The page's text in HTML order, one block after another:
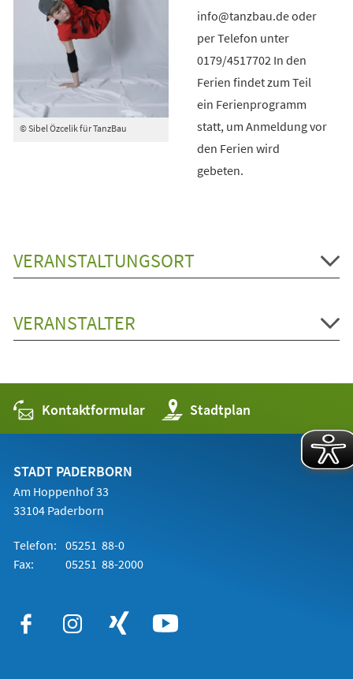
© Sibel Özcelik für TanzBau
info@tanzbau.de oder
per Telefon unter
0179/4517702 In den
Ferien findet zum Teil
ein Ferienprogramm
statt, um Anmeldung vor
den Ferien wird
gebeten.
VERANSTALTUNGSORT
VERANSTALTER
Kontaktformular Stadtplan
(Öffnet
in
einem
STADT PADERBORN
Am Hoppenhof 33
33104 Paderborn
Telefon: 05251 88-0
Fax:
05251 88-2000